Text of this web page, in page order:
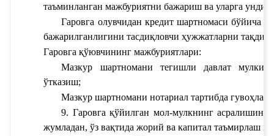
таъминланган мажбуриятни бажариш ва уларга
Гаровга олувчидан кредит шартномаси бўйича
бажарилганлигини тасдиқловчи ҳужжатларни
Гаровга қўювчининг мажбуриятлари:
Мазкур шартномани тегишли давлат
ўтказиш;
Мазкур шартномани нотариал тартибда
9. Гаровга қўйилган мол-мулкнинг
жумладан, ўз вақтида жорий ва капитал таъмирлаш